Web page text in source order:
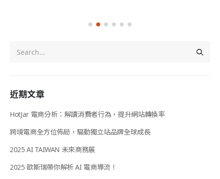
近期文章
HotJar 電商分析：解讀消費者行為，提升網站轉換率
跨境電商全方位佈局，驅動獨立站品牌全球成長
2025 AI TAIWAN 未來商務展
2025 歐斯瑞帶你解析 AI 電商導流！